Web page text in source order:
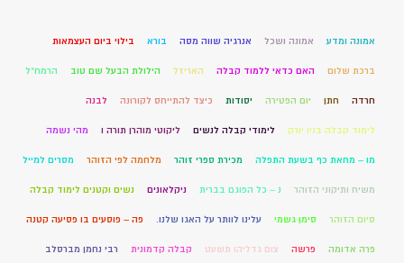
אמונה ומדע אמונה ושכל אנרגיה שווה מסה בורא בילוי ביום העצמאות
ברכת שלום האם כדאי ללמוד קבלה האריזל הילולת הבעל שם טוב הרמח"ל
חרדה חתן יום הפטירה יסודות כיצד להתייחס לקורונה לבנה
לימוד קבלה בניו יורק לימודי קבלה לנשים ליקוטי מוהרן תורה ו מהי נשמה
מו – מחאת כף בשעת התפלה מכירת ספרי זוהר מלחמה לפי הזוהר מסרים למייל
משיח ותיקוני הזוהר נ – כל הפוגם בברית ניקלאונים נשים וקטנים לימוד קבלה
סיום הזוהר סימן גשמי עלינו לוותר על האגו שלנו. פה – פוסעים בו פסיעה קטנה
פרה אדומה פרשה צום גדליהו תשעט קבלה קדמונית רבי נחמן מברסלב